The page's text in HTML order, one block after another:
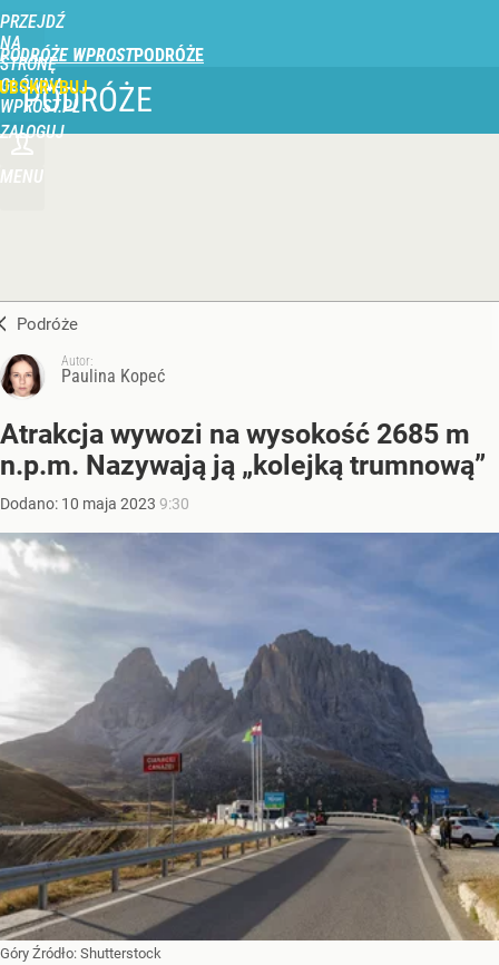
PRZEJDŹ
NA
STRONĘ
GŁÓWNĄ
WPROST.PL
PODRÓŻE WPROST
ZALOGUJ
MENU
PODRÓŻE
Podróże
Autor:
Paulina Kopeć
Atrakcja wywozi na wysokość 2685 m
n.p.m. Nazywają ją „kolejką trumnową”
Dodano: 10 maja 2023 9:30
Góry Źródło: Shutterstock